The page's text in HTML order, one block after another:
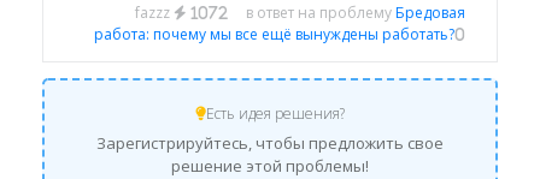
fazzz 1072 в ответ на проблемуБредовая
работа: почему мы все ещё вынуждены работать?0
Есть идея решения?
Зарегистрируйтесь, чтобы предложить свое
решение этой проблемы!